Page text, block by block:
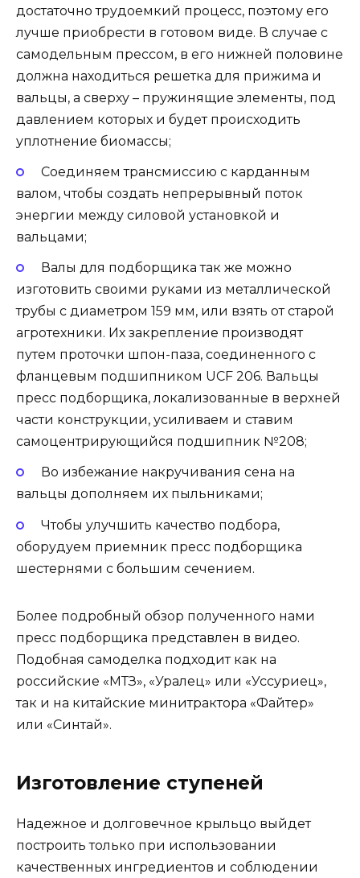
достаточно трудоемкий процесс, поэтому его
лучше приобрести в готовом виде. В случае с
самодельным прессом, в его нижней половине
должна находиться решетка для прижима и
вальцы, а сверху – пружинящие элементы, под
давлением которых и будет происходить
уплотнение биомассы;
Соединяем трансмиссию с карданным
валом, чтобы создать непрерывный поток
энергии между силовой установкой и
вальцами;
Валы для подборщика так же можно
изготовить своими руками из металлической
трубы с диаметром 159 мм, или взять от старой
агротехники. Их закрепление производят
путем проточки шпон-паза, соединенного с
фланцевым подшипником UCF 206. Вальцы
пресс подборщика, локализованные в верхней
части конструкции, усиливаем и ставим
самоцентрирующийся подшипник №208;
Во избежание накручивания сена на
вальцы дополняем их пыльниками;
Чтобы улучшить качество подбора,
оборудуем приемник пресс подборщика
шестернями с большим сечением.
Более подробный обзор полученного нами
пресс подборщика представлен в видео.
Подобная самоделка подходит как на
российские «МТЗ», «Уралец» или «Уссуриец»,
так и на китайские минитрактора «Файтер»
или «Синтай».
Изготовление ступеней
Надежное и долговечное крыльцо выйдет
построить только при использовании
качественных ингредиентов и соблюдении